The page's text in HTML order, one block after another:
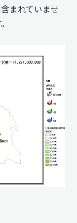
まれていませ